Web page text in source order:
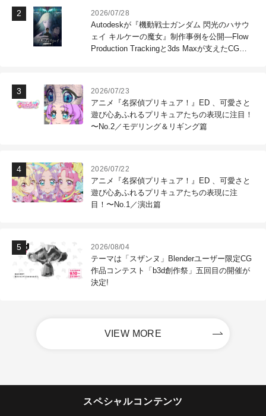
2026/07/28
Autodeskが『機動戦士ガンダム 閃光のハサウ
ェイ キルケーの魔女』制作事例を公開―Flow
Production Trackingと3ds Maxが支えたCG制
2026/07/23
アニメ『名探偵プリキュア！』ED 、可愛さと
遊び心あふれるプリキュアたちの表現に注目！
〜No.2／モデリング＆リギング篇
2026/07/22
アニメ『名探偵プリキュア！』ED 、可愛さと
遊び心あふれるプリキュアたちの表現に注
目！〜No.1／演出篇
2026/08/04
テーマは「スザンヌ」Blenderユーザー限定CG
作品コンテスト「b3d創作祭」五回目の開催が
決定!
VIEW MORE
スペシャルコンテンツ